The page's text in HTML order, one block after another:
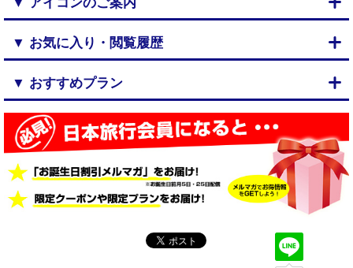
▼ お気に入り・閲覧履歴
▼ おすすめプラン